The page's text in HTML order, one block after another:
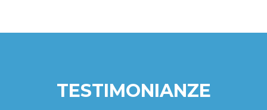
TESTIMONIANZE